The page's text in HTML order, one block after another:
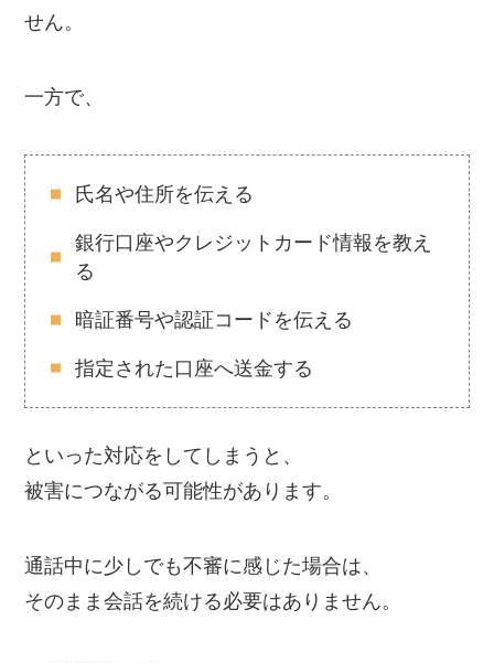
せん。
一方で、
氏名や住所を伝える
銀行口座やクレジットカード情報を教え
る
暗証番号や認証コードを伝える
指定された口座へ送金する
といった対応をしてしまうと、
被害につながる可能性があります。
通話中に少しでも不審に感じた場合は、
そのまま会話を続ける必要はありません。